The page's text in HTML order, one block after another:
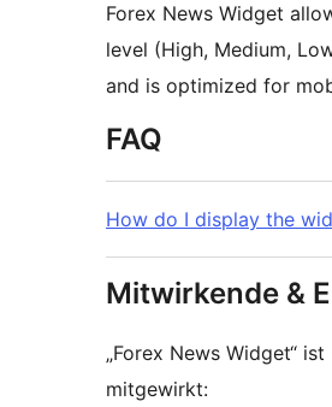
Forex News Widget
level (High, Medium,
and is optimized for
FAQ
How do I display the
Mitwirkende &
„Forex News Widget“
mitgewirkt: